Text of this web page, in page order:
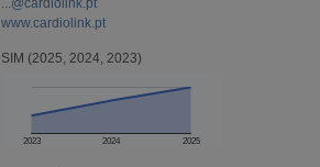
...@cardiolink.pt
www.cardiolink.pt
SIM (2025, 2024, 2023)
2023 2024 2025